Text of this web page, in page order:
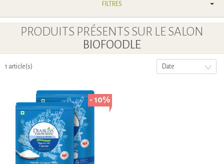
FILTRES
PRODUITS PRÉSENTS SUR LE SALON
BIOFOODLE
1 article(s) Date
- 10%